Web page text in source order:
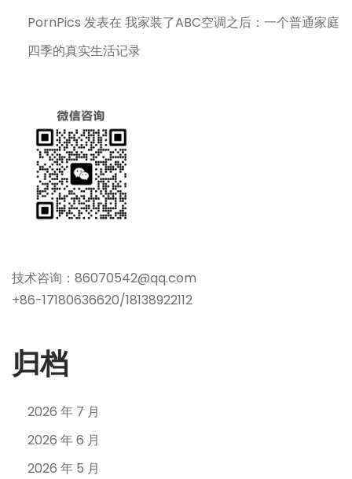
PornPics 发表在我家装了ABC空调之后：一个普通家庭
四季的真实生活记录
技术咨询：86070542@qq.com
+86-17180636620/18138922112
归档
2026 年 7 月
2026 年 6 月
2026 年 5 月